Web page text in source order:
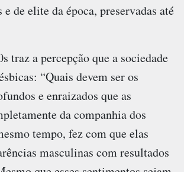
e de elite da época, preservadas até
traz a percepção que a sociedade
“Quais devem ser os
e enraizados que as
da companhia dos
tempo, fez com que elas
masculinas com resultados